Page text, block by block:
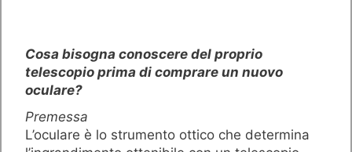
Cosa bisogna conoscere del proprio
telescopio prima di comprare un nuovo
oculare?
Premessa
L’oculare è lo strumento ottico che determina